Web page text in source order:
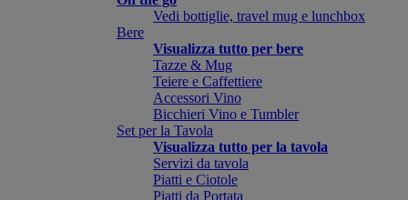
Vedi bottiglie, travel mug e lunchbox
Bere
Visualizza tutto per bere
Tazze & Mug
Teiere e Caffettiere
Accessori Vino
Bicchieri Vino e Tumbler
Set per la Tavola
Visualizza tutto per la tavola
Servizi da tavola
Piatti e Ciotole
Piatti da Portata